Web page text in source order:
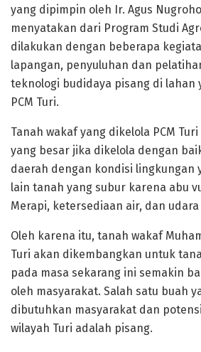
yang dipimpin oleh Ir. Agus
menyatakan dari Program Studi
dilakukan dengan beberapa
lapangan, penyuluhan dan
teknologi budidaya pisang di lahan
PCM Turi.
Tanah wakaf yang dikelola PCM
yang besar jika dikelola dengan
daerah dengan kondisi lingkungan
lain tanah yang subur karena abu
Merapi, ketersediaan air, dan udara
Oleh karena itu, tanah wakaf
Turi akan dikembangkan untuk
pada masa sekarang ini semakin
oleh masyarakat. Salah satu buah
dibutuhkan masyarakat dan
wilayah Turi adalah pisang.